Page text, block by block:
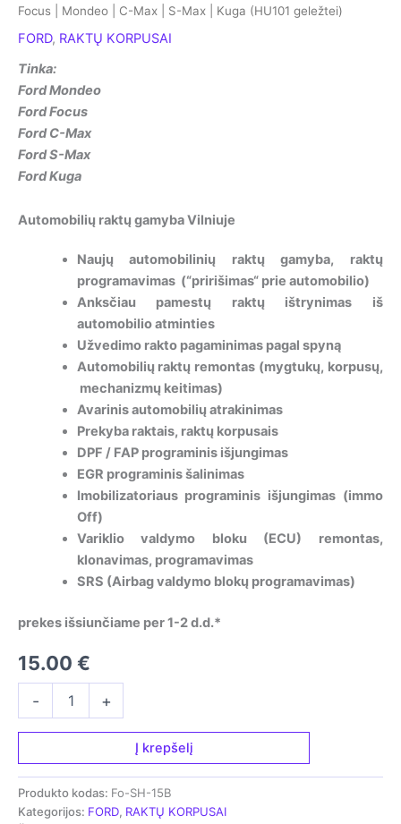
Focus | Mondeo | C-Max | S-Max | Kuga (HU101 geležtei)
FORD, RAKTŲ KORPUSAI
Tinka:
Ford Mondeo
Ford Focus
Ford C-Max
Ford S-Max
Ford Kuga
Automobilių raktų gamyba Vilniuje
Naujų automobilinių raktų gamyba, raktų
programavimas (“pririšimas“ prie automobilio)
Anksčiau pamestų raktų ištrynimas iš
automobilio atminties
Užvedimo rakto pagaminimas pagal spyną
Automobilių raktų remontas (mygtukų, korpusų,
mechanizmų keitimas)
Avarinis automobilių atrakinimas
Prekyba raktais, raktų korpusais
DPF / FAP programinis išjungimas
EGR programinis šalinimas
Imobilizatoriaus programinis išjungimas (immo
Off)
Variklio valdymo bloku (ECU) remontas,
klonavimas, programavimas
SRS (Airbag valdymo blokų programavimas)
prekes išsiunčiame per 1-2 d.d.*
15.00 €
-
rakto
korpusas
-
skirtas
+
Į krepšelį
Produkto kodas: Fo-SH-15B
Kategorijos: FORD, RAKTŲ KORPUSAI